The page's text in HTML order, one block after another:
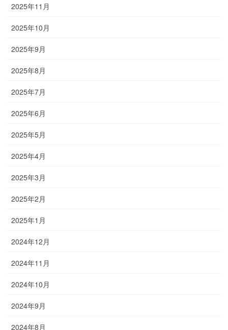
2025年11月
2025年10月
2025年9月
2025年8月
2025年7月
2025年6月
2025年5月
2025年4月
2025年3月
2025年2月
2025年1月
2024年12月
2024年11月
2024年10月
2024年9月
2024年8月